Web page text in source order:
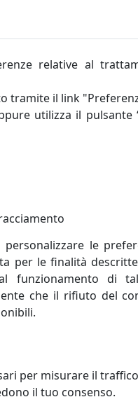
indirizzo produttivo
su richiesta del
consente a Metal
ridotti.
ASTRO A 3 LUCI
ROSSA
relative al
tramite il link
utilizza il pulsante
le
per le finalità
funzionamento di
che il rifiuto del
per misurare il
il tuo consenso.